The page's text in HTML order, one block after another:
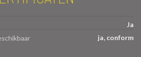
Ja
ja, conform